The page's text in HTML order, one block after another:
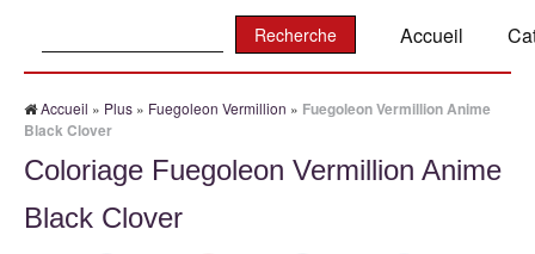
Accueil
Accueil » Plus » Fuegoleon Vermillion » Fuegoleon Vermillion Anime
Black Clover
Coloriage Fuegoleon Vermillion Anime
Black Clover